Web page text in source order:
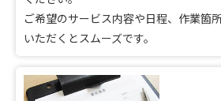
ご希望のサービス内容や日程、作業箇
いただくとスムーズです。